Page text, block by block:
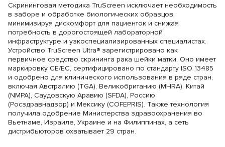
Скрининговая методика TruScreen исключает необходимость
в заборе и обработке биологических образцов,
минимизируя дискомфорт для пациенток и снижая
потребность в дорогостоящей лабораторной
инфраструктуре и узкоспециализированных специалистах.
Устройство TruScreen Ultra® зарегистрировано как
первичное средство скрининга рака шейки матки. Оно имеет
маркировку CE/EC, сертифицировано по стандарту ISO 13485
и одобрено для клинического использования в ряде стран,
включая Австралию (TGA), Великобританию (MHRA), Китай
(NMPA), Саудовскую Аравию (SFDA), Россию
(Росздравнадзор) и Мексику (COFEPRIS). Также технология
получила одобрение Министерства здравоохранения во
Вьетнаме, Израиле, Украине и на Филиппинах, а сеть
дистрибьюторов охватывает 29 стран.